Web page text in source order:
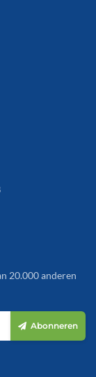
20.000 anderen
Abonneren